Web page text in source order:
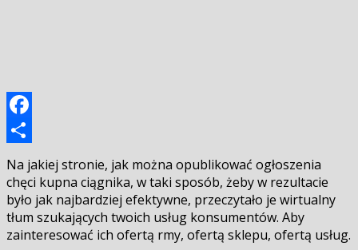
Facebook
się
Na jakiej stronie, jak można opublikować ogłoszenia
chęci kupna ciągnika, w taki sposób, żeby w rezultacie
było jak najbardziej efektywne, przeczytało je wirtualny
tłum szukających twoich usług konsumentów. Aby
zainteresować ich ofertą firmy, ofertą sklepu, ofertą usług.